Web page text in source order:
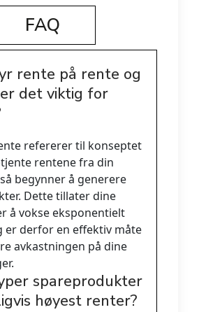
FAQ
rente på rente og
det viktig for
refererer til konseptet
rentene fra din
begynner å generere
Dette tillater dine
å vokse eksponentielt
er derfor en effektiv måte
avkastningen på dine
spareprodukter
høyest renter?